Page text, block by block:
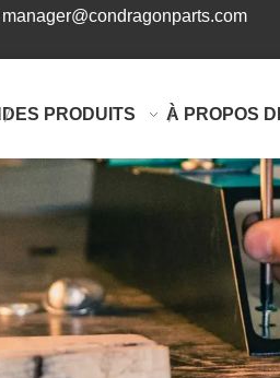
manager@condragonparts.com
DES PRODUITS À PROPOS